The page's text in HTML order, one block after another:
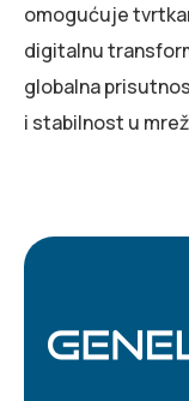
omogućuje
digitalnu
globalna
i stabilnost u